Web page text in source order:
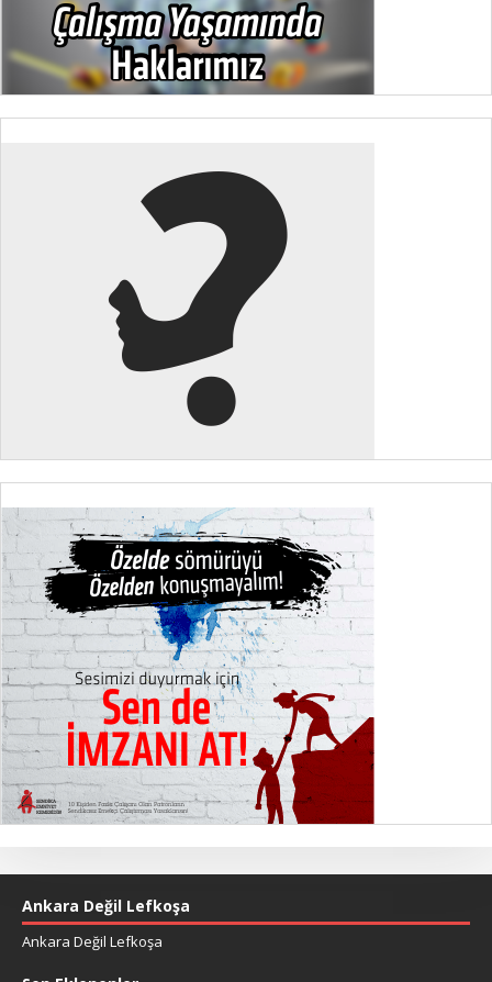
Ankara Değil Lefkoşa
Ankara Değil Lefkoşa